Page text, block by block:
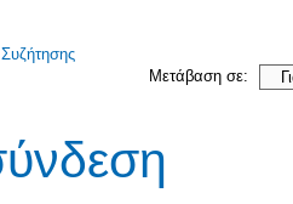
Μετάβαση σε: